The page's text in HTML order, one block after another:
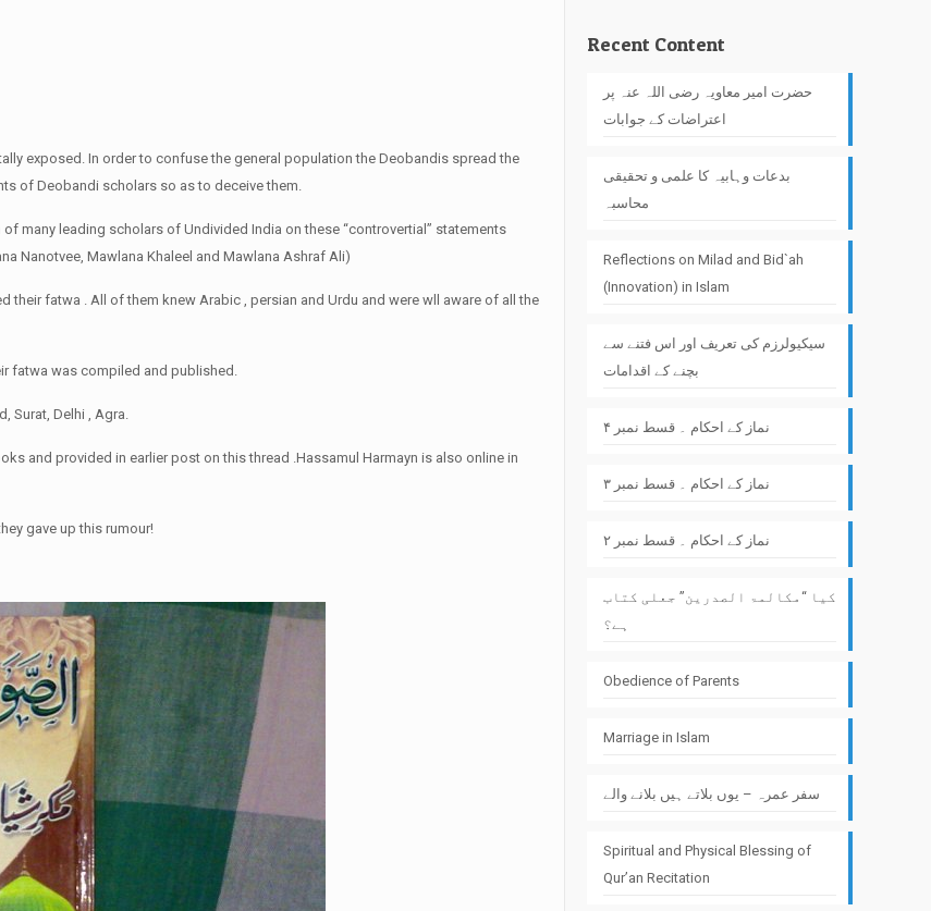
exposed. In order to confuse the general population the Deobandis spread the
of Deobandi scholars so as to deceive them.
many leading scholars of Undivided India on these “controvertial” statements
Nanotvee, Mawlana Khaleel and Mawlana Ashraf Ali)
fatwa . All of them knew Arabic , persian and Urdu and were wll aware of all the
fatwa was compiled and published.
Surat, Delhi , Agra.
and provided in earlier post on this thread .Hassamul Harmayn is also online in
gave up this rumour!
Recent Content
حضرت امیر معاویہ رضی اللہ عنہ پر
اعتراضات کے جوابات
بدعات وہابیہ کا علمی و تحقیقی
محاسبہ
Reflections on Milad and Bid`ah
(Innovation) in Islam
سیکیولرزم کی تعریف اور اس فتنے سے
بچنے کے اقدامات
نماز کے احکام ۔ قسط نمبر ۴
نماز کے احکام ۔ قسط نمبر ۳
نماز کے احکام ۔ قسط نمبر ۲
کیا “مکالمۃ الصدرین” جعلی کتاب
ہے؟
Obedience of Parents
Marriage in Islam
سفر عمرہ – یوں بلاتے ہیں بلانے والے
Spiritual and Physical Blessing of
Qur’an Recitation